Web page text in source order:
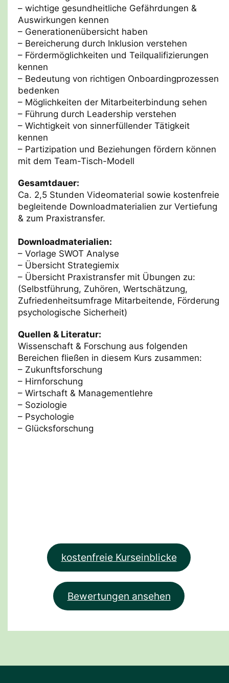
– wichtige gesundheitliche Gefährdungen &
Auswirkungen kennen
– Generationenübersicht haben
– Bereicherung durch Inklusion verstehen
– Fördermöglichkeiten und Teilqualifizierungen
kennen
– Bedeutung von richtigen Onboardingprozessen
bedenken
– Möglichkeiten der Mitarbeiterbindung sehen
– Führung durch Leadership verstehen
– Wichtigkeit von sinnerfüllender Tätigkeit
kennen
– Partizipation und Beziehungen fördern können
mit dem Team-Tisch-Modell
Gesamtdauer:
Ca. 2,5 Stunden Videomaterial sowie kostenfreie
begleitende Downloadmaterialien zur Vertiefung
& zum Praxistransfer.
Downloadmaterialien:
– Vorlage ​SWOT Analyse
– Übersicht Strategiemix
– Übersicht Praxistransfer mit Übungen zu:
(Selbstführung, Zuhören, Wertschätzung, ​
Zufriedenheitsumfrage Mitarbeitende, Förderung
psychologische Sicherheit)
Quellen & Literatur:
Wissenschaft & Forschung aus folgenden
Bereichen fließen in diesem Kurs zusammen:
– Zukunftsforschung
– Hirnforschung
– Wirtschaft & Managementlehre
– Soziologie
– Psychologie
– Glücksforschung
kostenfreie Kurseinblicke
Bewertungen ansehen